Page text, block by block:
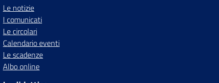
Le notizie
I comunicati
Le circolari
Calendario eventi
Le scadenze
Albo online